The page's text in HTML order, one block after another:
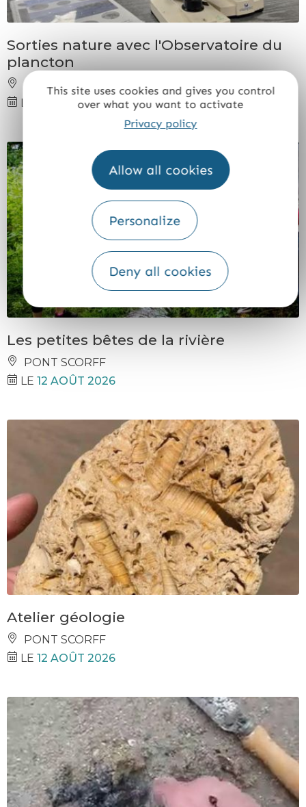
This site uses cookies and gives you control
over what you want to activate
Privacy policy
Allow all cookies
Personalize
Deny all cookies
Sorties nature avec l'Observatoire du
plancton
Port-Louis
LE
11 AOÛT 2026
Les petites bêtes de la rivière
PONT SCORFF
LE 12 AOÛT 2026
Atelier géologie
PONT SCORFF
LE 12 AOÛT 2026